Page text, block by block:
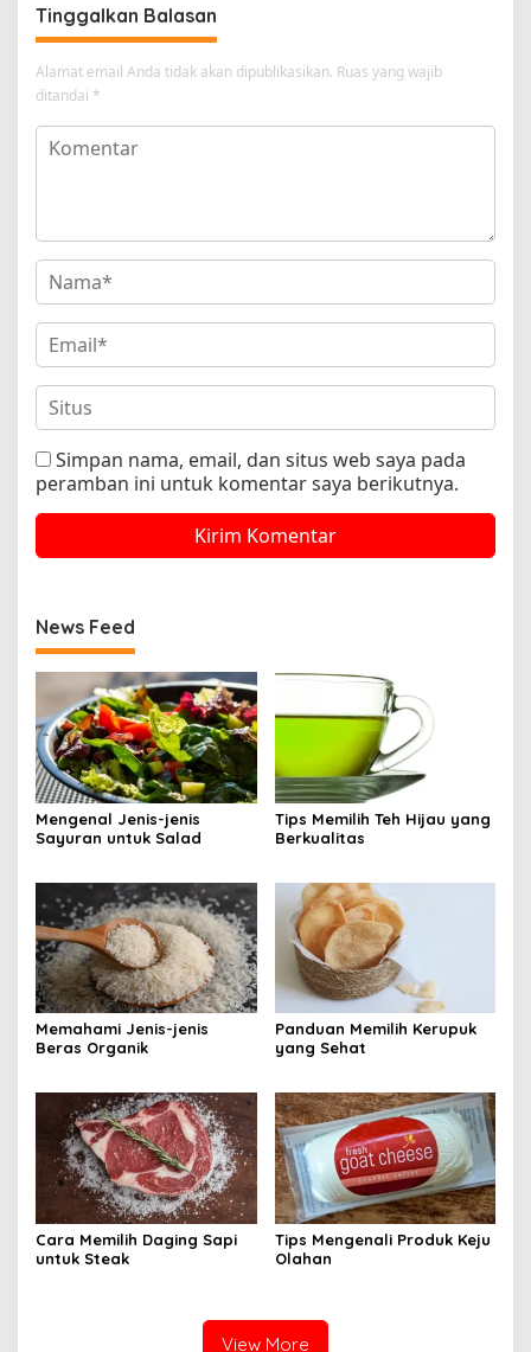
Tinggalkan Balasan
Alamat email Anda tidak akan dipublikasikan. Ruas yang wajib
ditandai *
Simpan nama, email, dan situs web saya pada
peramban ini untuk komentar saya berikutnya.
News Feed
Mengenal Jenis-jenis
Sayuran untuk Salad
Tips Memilih Teh Hijau yang
Berkualitas
Memahami Jenis-jenis
Beras Organik
Panduan Memilih Kerupuk
yang Sehat
Cara Memilih Daging Sapi
untuk Steak
Tips Mengenali Produk Keju
Olahan
View More